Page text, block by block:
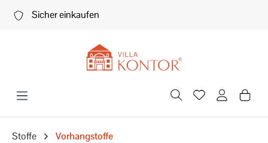
Zum Hauptinhalt springen
Sicher einkaufen
Stoffe Vorhangstoffe